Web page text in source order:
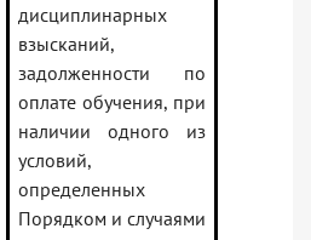
дисциплинарных
взысканий,
задолженности по
оплате обучения, при
наличии одного из
условий,
определенных
Порядком и случаями